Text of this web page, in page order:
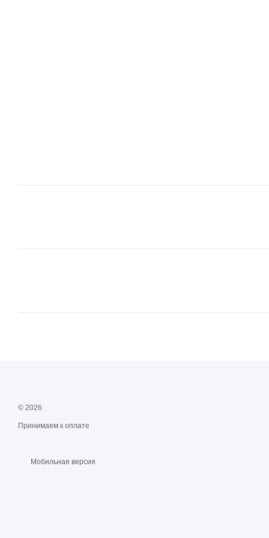
© 2026
Принимаем к оплате
Мобильная версия